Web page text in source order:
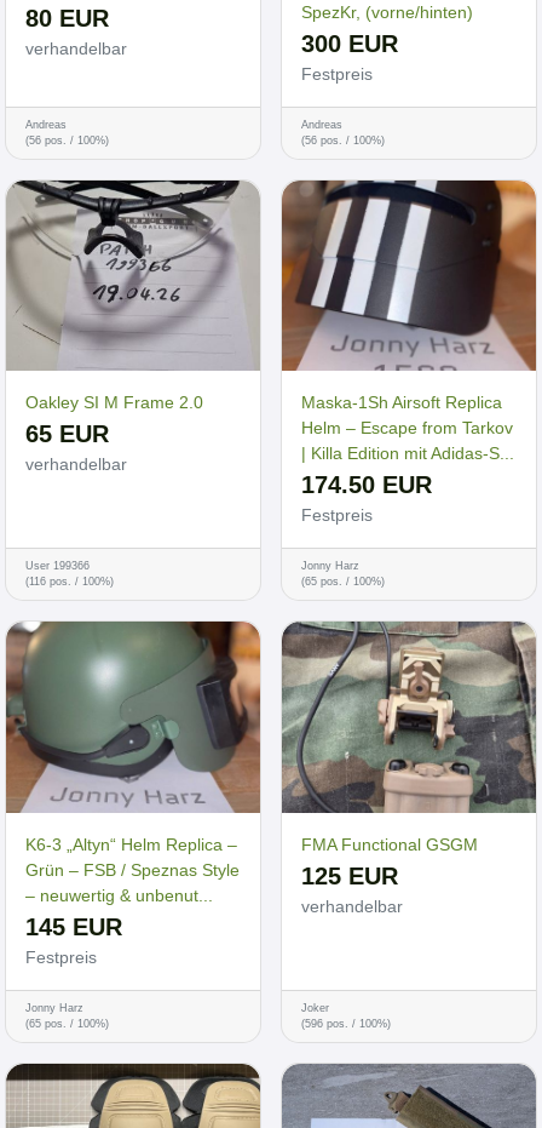
80 EUR
verhandelbar
Andreas
(56 pos. / 100%)
SpezKr, (vorne/hinten)
300 EUR
Festpreis
Andreas
(56 pos. / 100%)
Oakley SI M Frame 2.0
65 EUR
verhandelbar
User 199366
(116 pos. / 100%)
Maska-1Sh Airsoft Replica
Helm – Escape from Tarkov
| Killa Edition mit Adidas-S...
174.50 EUR
Festpreis
Jonny Harz
(65 pos. / 100%)
K6-3 „Altyn“ Helm Replica –
Grün – FSB / Speznas Style
– neuwertig & unbenut...
145 EUR
Festpreis
Jonny Harz
(65 pos. / 100%)
FMA Functional GSGM
125 EUR
verhandelbar
Joker
(596 pos. / 100%)